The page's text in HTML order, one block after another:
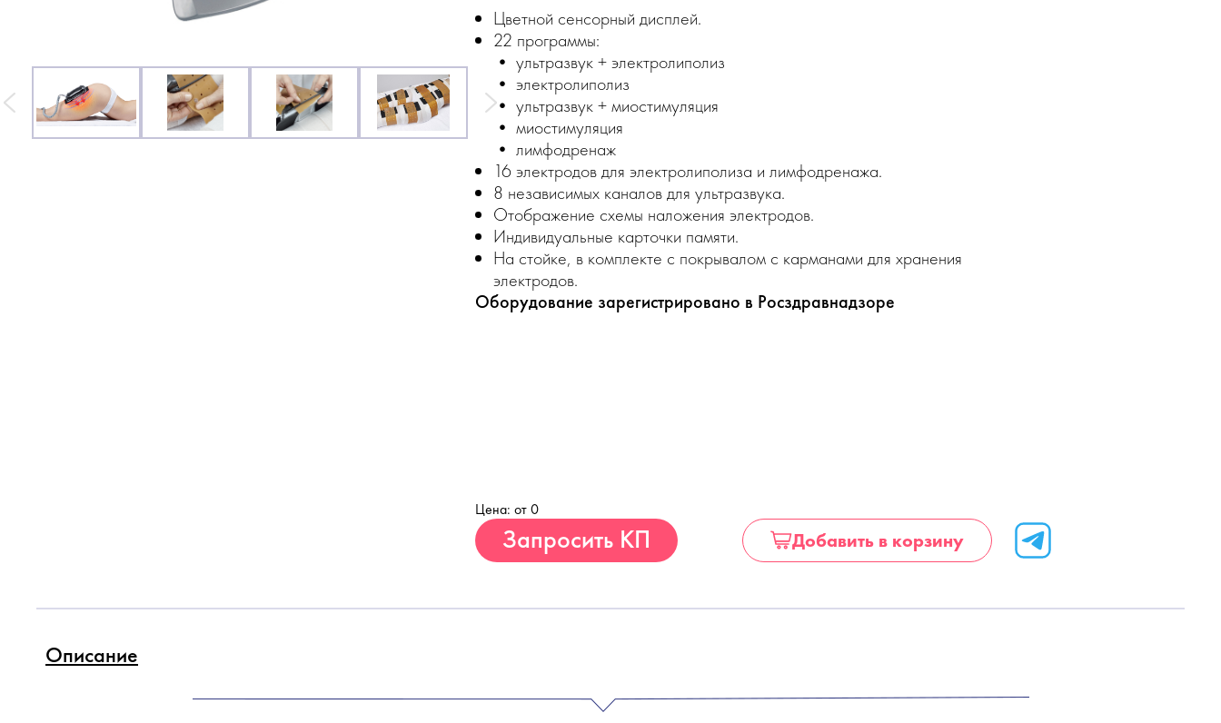
Цветной сенсорный дисплей.
22 программы:
• ультразвук + электролиполиз
• электролиполиз
• ультразвук + миостимуляция
• миостимуляция
• лимфодренаж
16 электродов для электролиполиза и лимфодренажа.
8 независимых каналов для ультразвука.
Отображение схемы наложения электродов.
Индивидуальные карточки памяти.
На стойке, в комплекте с покрывалом с карманами для хранения
электродов.
Оборудование зарегистрировано в Росздравнадзоре
Цена: от 0
Запросить КП Добавить в корзину
Описание